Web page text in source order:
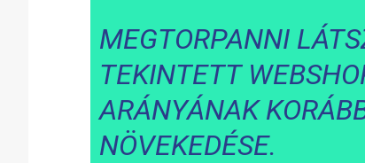
MEGTORPANNI
TEKINTETT
ARÁNYÁNAK
NÖVEKEDÉSE.